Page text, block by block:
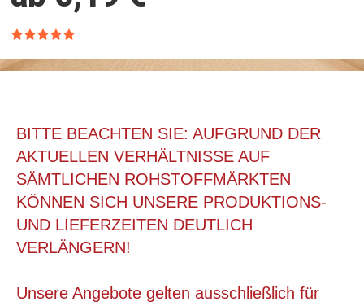
BITTE BEACHTEN SIE: AUFGRUND DER
AKTUELLEN VERHÄLTNISSE AUF
SÄMTLICHEN ROHSTOFFMÄRKTEN
KÖNNEN SICH UNSERE PRODUKTIONS-
UND LIEFERZEITEN DEUTLICH
VERLÄNGERN!
Unsere Angebote gelten ausschließlich für